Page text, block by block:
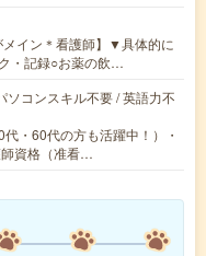
メイン＊看護師】▼具体的に
・記録○お薬の飲…
ソコンスキル不要 / 英語力不
・60代の方も活躍中！）・
資格（准看…